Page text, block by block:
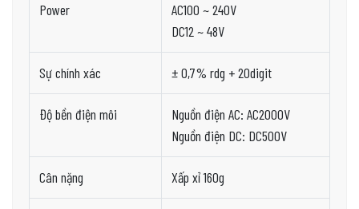
Power
AC100 ~ 240V
DC12 ~ 48V
Sự chính xác ± 0,7% rdg + 20digit
Độ bền điện môi
Nguồn điện AC: AC2000V
Nguồn điện DC: DC500V
Cân nặng Xấp xỉ 160g